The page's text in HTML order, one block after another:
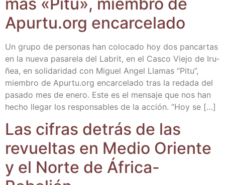
Apur​tu​.org encarcelado
Un gru­po de per­so­nas han colo­ca­do hoy dos pan­car­tas
en la nue­va pasa­re­la del Labrit, en el Cas­co Vie­jo de Iru­
ñea, en soli­da­ri­dad con Miguel Angel Lla­mas “Pitu”,
miem­bro de Apur​tu​.org encar­ce­la­do tras la reda­da del
pasa­do mes de enero. Este es el men­sa­je que nos han
hecho lle­gar los res­pon­sa­bles de la acción. “Hoy se […]
Las cifras detrás de las
revuel­tas en Medio Orien­te
y el Nor­te de África-